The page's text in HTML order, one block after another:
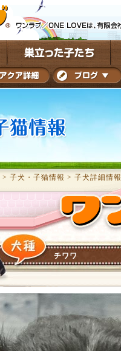
> 子犬・子猫情報 > 子犬詳細情報
チワワ